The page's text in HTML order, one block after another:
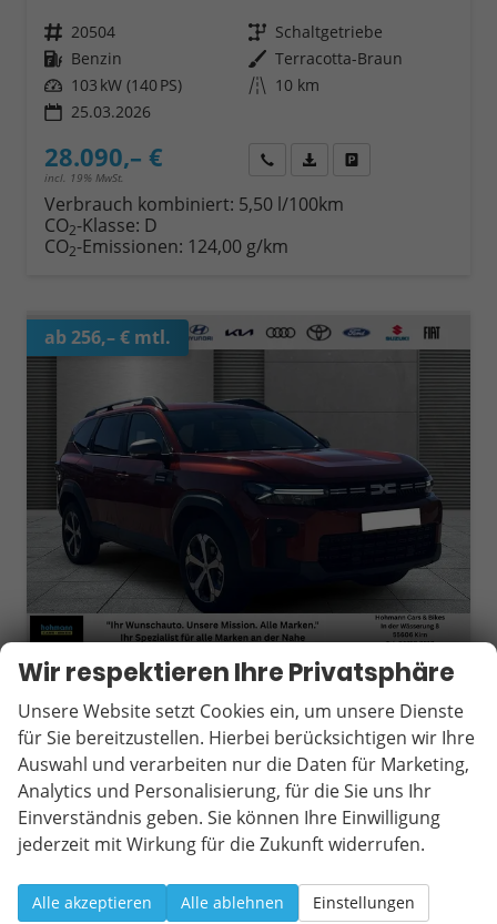
Fahrzeugnr. 20504 Getriebe Schaltgetriebe
Kraftstoff Benzin Außenfarbe Terracotta-Braun
Leistung 103 kW (140 PS) Kilometerstand 10 km
25.03.2026
28.090,– €
incl. 19% MwSt.
Wir rufen Sie anFahrzeugexposé (PDF)
Verbrauch kombiniert: 5,50 l/100km
CO2-Klasse: D
CO2-Emissionen: 124,00 g/km
ab 256,– € mtl.
Dacia Bigster
Journey SHZ+LKHZ+LED TCe 140
unverbindliche Lieferzeit:10 Tage Fahrzeug mit Tageszulassung
Fahrzeugnr. 20505 GetriebeSchaltgetriebe
Kraftstoff Benzin Außenfarbe Terracotta-Braun
Leistung 103 kW (140 PS) Kilometerstand 10 km
25.03.2026
28.090,– €
incl. 19% MwSt.
Wir rufen Sie an
Fahrzeugexposé (PDF)
Fahrzeug parken
Wir respektieren Ihre Privatsphäre
Unsere Website setzt Cookies ein, um unsere Dienste
für Sie bereitzustellen. Hierbei berücksichtigen wir Ihre
Auswahl und verarbeiten nur die Daten für Marketing,
Analytics und Personalisierung, für die Sie uns Ihr
Einverständnis geben. Sie können Ihre Einwilligung
jederzeit mit Wirkung für die Zukunft widerrufen.
Alle akzeptieren Alle ablehnen Einstellungen